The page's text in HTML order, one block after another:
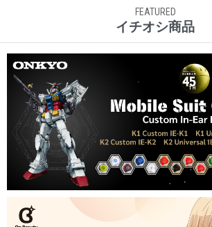
FEATURED
イチオシ商品